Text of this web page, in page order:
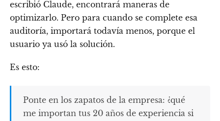
escribió Claude, encontrará maneras de
optimizarlo. Pero para cuando se complete esa
auditoría, importará todavía menos, porque el
usuario ya usó la solución.
Es esto:
Ponte en los zapatos de la empresa: ¿qué
me importan tus 20 años de experiencia si